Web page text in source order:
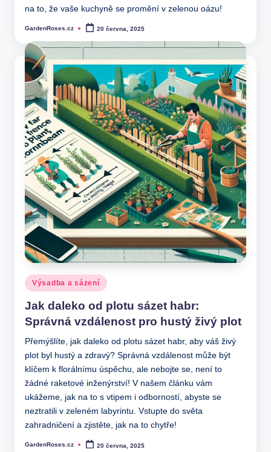
na to, že vaše kuchyně se promění v zelenou oázu!
Posted
GardenRoses.cz 20 června, 2025
Posted
in
Výsadba a sázení
Jak daleko od plotu sázet habr:
Správná vzdálenost pro hustý živý plot
Přemýšlíte, jak daleko od plotu sázet habr, aby váš živý
plot byl hustý a zdravý? Správná vzdálenost může být
klíčem k florálnímu úspěchu, ale nebojte se, není to
žádné raketové inženýrství! V našem článku vám
ukážeme, jak na to s vtipem i odborností, abyste se
neztratili v zeleném labyrintu. Vstupte do světa
zahradničení a zjistěte, jak na to chytře!
Posted
GardenRoses.cz 20 června, 2025